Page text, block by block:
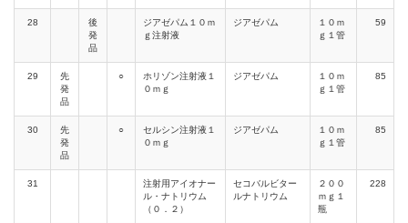
28
後
発
品
ジアゼパム１０ｍ
ｇ注射液
ジアゼパム
１０ｍ
ｇ１管
59
29
先
発
品
○
ホリゾン注射液１
０ｍｇ
ジアゼパム
１０ｍ
ｇ１管
85
30
先
発
品
○
セルシン注射液１
０ｍｇ
ジアゼパム
１０ｍ
ｇ１管
85
31
注射用アイオナー
ル・ナトリウム
（０．２）
セコバルビター
ルナトリウム
２００
ｍｇ１
瓶
228